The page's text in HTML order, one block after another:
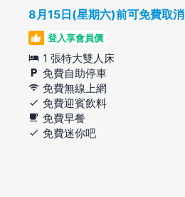
8月15日(星期六)前可免費取消
登入享會員價
1 張特大雙人床
免費自助停車
免費無線上網
免費迎賓飲料
免費早餐
免費迷你吧